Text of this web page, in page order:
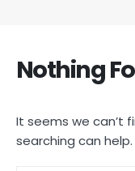
Nothing
It seems we can’t
searching can help.